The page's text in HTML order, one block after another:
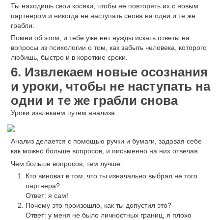
Ты находишь свои косяки, чтобы не повторять их с новым
партнером и никогда не наступать снова на одни и те же
грабли.
Помни об этом, и тебе уже нет нужды искать ответы на
вопросы из психологии о том, как забыть человека, которого
любишь, быстро и в короткие сроки.
6. Извлекаем новые осознания
и уроки, чтобы не наступать на
одни и те же грабли снова
Уроки извлекаем путем анализа.
Анализ делается с помощью ручки и бумаги, задавая себе
как можно больше вопросов, и письменно на них отвечая.
Чем больше вопросов, тем лучше.
Кто виноват в том, что ты изначально выбрал не того
партнера?
Ответ: я сам!
Почему это произошло, как ты допустил это?
Ответ: у меня не было личностных границ, я плохо